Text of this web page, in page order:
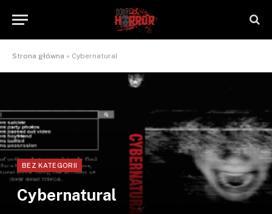
Strona główna » Cybernatural
BEZ KATEGORII
Cybernatural